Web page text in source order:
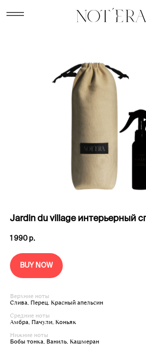
Jardin du village интерьерный
1 990 р.
BUY NOW
Верхние ноты
Слива, Перец, Красный апельсин
Средние ноты
Амбра, Пачули, Коньяк
Нижние ноты
Бобы тонка, Ваниль, Кашмеран